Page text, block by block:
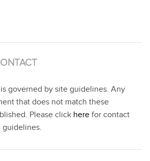
governed by site guidelines. Any
that does not match these
Please click here for contact
guidelines.